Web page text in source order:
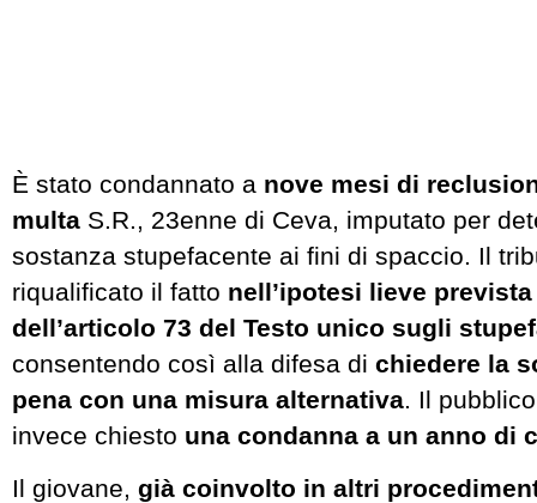
È stato condannato a nove mesi di
multa S.R., 23enne di Ceva, imputato per
sostanza stupefacente ai fini di spaccio. Il
riqualificato il fatto nell’ipotesi lieve
dell’articolo 73 del Testo unico sugli
consentendo così alla difesa di chiedere la
pena con una misura alternativa. Il
invece chiesto una condanna a un anno di
Il giovane, già coinvolto in altri